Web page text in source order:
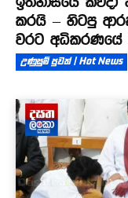
කරයි – හිටපු
වරට අධිකරණයේ
උණුසුම් පුවත් | Hot News